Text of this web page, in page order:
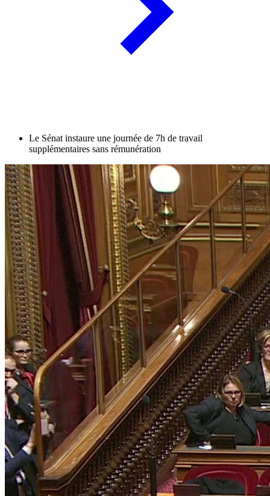
Le Sénat instaure une journée de 7h de travail
supplémentaires sans rémunération